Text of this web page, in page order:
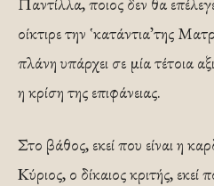
οίκτιρε την ῾κατάντια᾽ της
πλάνη υπάρχει σε μία τέτοια
η κρίση της επιφάνειας.
Στο βάθος, εκεί που είναι η
Κύριος, ο δίκαιος κριτής,